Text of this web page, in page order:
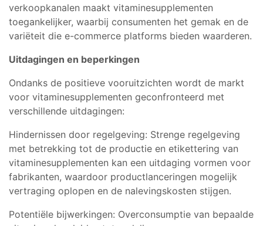
verkoopkanalen maakt vitaminesupplementen
toegankelijker, waarbij consumenten het gemak en de
variëteit die e-commerce platforms bieden waarderen.
Uitdagingen en beperkingen
Ondanks de positieve vooruitzichten wordt de markt
voor vitaminesupplementen geconfronteerd met
verschillende uitdagingen:
Hindernissen door regelgeving: Strenge regelgeving
met betrekking tot de productie en etikettering van
vitaminesupplementen kan een uitdaging vormen voor
fabrikanten, waardoor productlanceringen mogelijk
vertraging oplopen en de nalevingskosten stijgen.
Potentiële bijwerkingen: Overconsumptie van bepaalde